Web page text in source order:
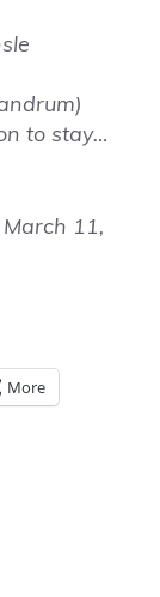
)
to stay…
March 11,
More